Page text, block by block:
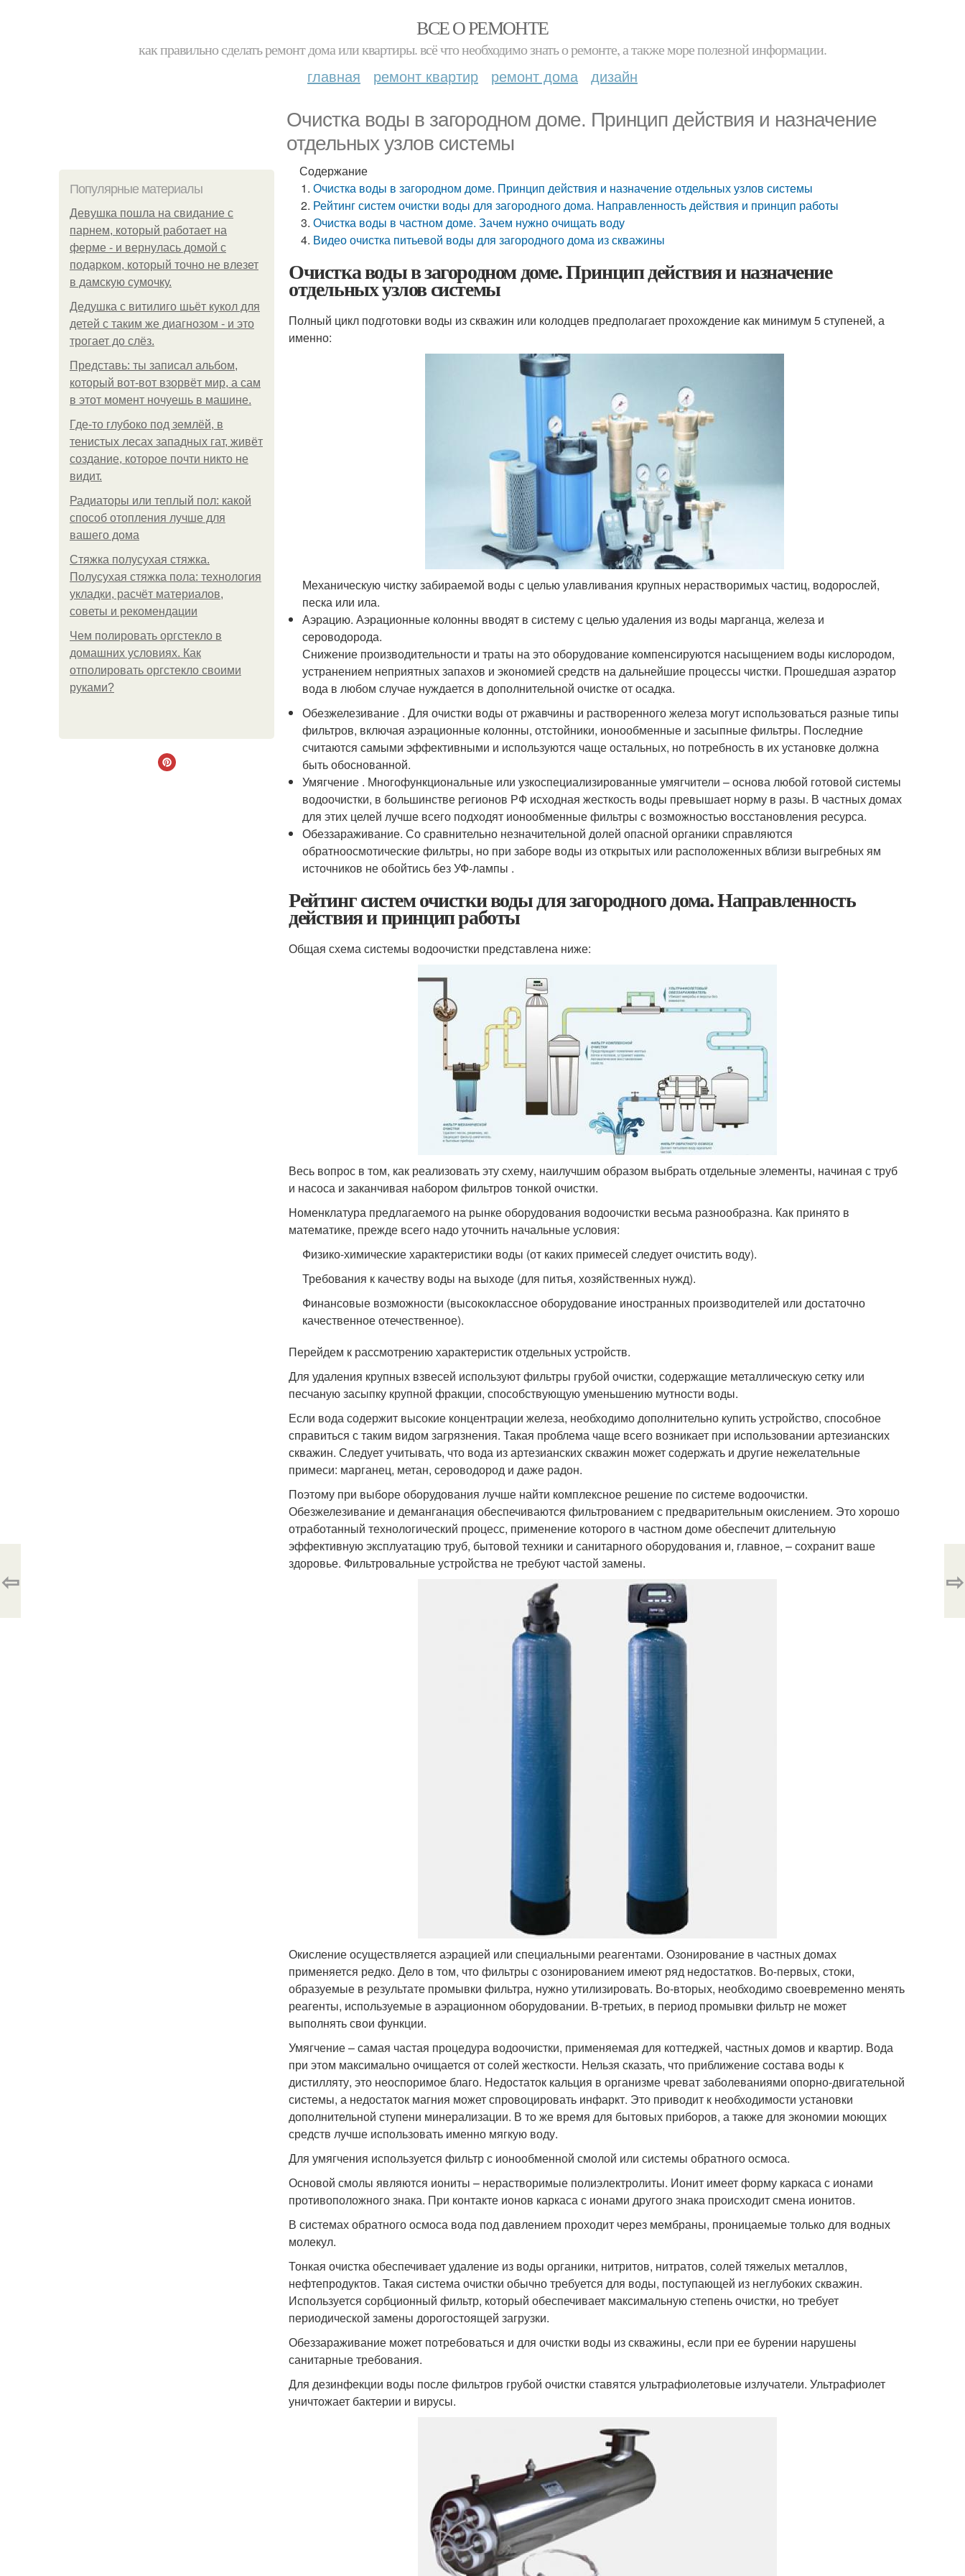
ВСЕ О РЕМОНТЕ
как правильно сделать ремонт дома или квартиры. всё что необходимо знать о ремонте, а также море полезной информации.
главная ремонт квартир ремонт дома дизайн
Очистка воды в загородном доме. Принцип действия и назначение
отдельных узлов системы
Популярные материалы
Девушка пошла на свидание с
парнем, который работает на
ферме - и вернулась домой с
подарком, который точно не влезет
в дамскую сумочку.
Дедушка с витилиго шьёт кукол для
детей с таким же диагнозом - и это
трогает до слёз.
Представь: ты записал альбом,
который вот-вот взорвёт мир, а сам
в этот момент ночуешь в машине.
Где-то глубоко под землёй, в
тенистых лесах западных гат, живёт
создание, которое почти никто не
видит.
Радиаторы или теплый пол: какой
способ отопления лучше для
вашего дома
Стяжка полусухая стяжка.
Полусухая стяжка пола: технология
укладки, расчёт материалов,
советы и рекомендации
Чем полировать оргстекло в
домашних условиях. Как
отполировать оргстекло своими
руками?
Содержание
Очистка воды в загородном доме. Принцип действия и назначение отдельных узлов системы
Рейтинг систем очистки воды для загородного дома. Направленность действия и принцип работы
Очистка воды в частном доме. Зачем нужно очищать воду
Видео очистка питьевой воды для загородного дома из скважины
Очистка воды в загородном доме. Принцип действия и назначение
отдельных узлов системы
Полный цикл подготовки воды из скважин или колодцев предполагает прохождение как минимум 5 ступеней, а
именно:
Механическую чистку забираемой воды с целью улавливания крупных нерастворимых частиц, водорослей,
песка или ила.
Аэрацию. Аэрационные колонны вводят в систему с целью удаления из воды марганца, железа и
сероводорода.
Снижение производительности и траты на это оборудование компенсируются насыщением воды кислородом,
устранением неприятных запахов и экономией средств на дальнейшие процессы чистки. Прошедшая аэратор
вода в любом случае нуждается в дополнительной очистке от осадка.
Обезжелезивание . Для очистки воды от ржавчины и растворенного железа могут использоваться разные типы
фильтров, включая аэрационные колонны, отстойники, ионообменные и засыпные фильтры. Последние
считаются самыми эффективными и используются чаще остальных, но потребность в их установке должна
быть обоснованной.
Умягчение . Многофункциональные или узкоспециализированные умягчители – основа любой готовой системы
водоочистки, в большинстве регионов РФ исходная жесткость воды превышает норму в разы. В частных домах
для этих целей лучше всего подходят ионообменные фильтры с возможностью восстановления ресурса.
Обеззараживание. Со сравнительно незначительной долей опасной органики справляются
обратноосмотические фильтры, но при заборе воды из открытых или расположенных вблизи выгребных ям
источников не обойтись без УФ-лампы .
Рейтинг систем очистки воды для загородного дома. Направленность
действия и принцип работы
Общая схема системы водоочистки представлена ниже:
Весь вопрос в том, как реализовать эту схему, наилучшим образом выбрать отдельные элементы, начиная с труб
и насоса и заканчивая набором фильтров тонкой очистки.
Номенклатура предлагаемого на рынке оборудования водоочистки весьма разнообразна. Как принято в
математике, прежде всего надо уточнить начальные условия:
Физико-химические характеристики воды (от каких примесей следует очистить воду).
Требования к качеству воды на выходе (для питья, хозяйственных нужд).
Финансовые возможности (высококлассное оборудование иностранных производителей или достаточно
качественное отечественное).
Перейдем к рассмотрению характеристик отдельных устройств.
Для удаления крупных взвесей используют фильтры грубой очистки, содержащие металлическую сетку или
песчаную засыпку крупной фракции, способствующую уменьшению мутности воды.
Если вода содержит высокие концентрации железа, необходимо дополнительно купить устройство, способное
справиться с таким видом загрязнения. Такая проблема чаще всего возникает при использовании артезианских
скважин. Следует учитывать, что вода из артезианских скважин может содержать и другие нежелательные
примеси: марганец, метан, сероводород и даже радон.
Поэтому при выборе оборудования лучше найти комплексное решение по системе водоочистки.
Обезжелезивание и деманганация обеспечиваются фильтрованием с предварительным окислением. Это хорошо
отработанный технологический процесс, применение которого в частном доме обеспечит длительную
эффективную эксплуатацию труб, бытовой техники и санитарного оборудования и, главное, – сохранит ваше
здоровье. Фильтровальные устройства не требуют частой замены.
Окисление осуществляется аэрацией или специальными реагентами. Озонирование в частных домах
применяется редко. Дело в том, что фильтры с озонированием имеют ряд недостатков. Во-первых, стоки,
образуемые в результате промывки фильтра, нужно утилизировать. Во-вторых, необходимо своевременно менять
реагенты, используемые в аэрационном оборудовании. В-третьих, в период промывки фильтр не может
выполнять свои функции.
Умягчение – самая частая процедура водоочистки, применяемая для коттеджей, частных домов и квартир. Вода
при этом максимально очищается от солей жесткости. Нельзя сказать, что приближение состава воды к
дистилляту, это неоспоримое благо. Недостаток кальция в организме чреват заболеваниями опорно-двигательной
системы, а недостаток магния может спровоцировать инфаркт. Это приводит к необходимости установки
дополнительной ступени минерализации. В то же время для бытовых приборов, а также для экономии моющих
средств лучше использовать именно мягкую воду.
Для умягчения используется фильтр с ионообменной смолой или системы обратного осмоса.
Основой смолы являются иониты – нерастворимые полиэлектролиты. Ионит имеет форму каркаса с ионами
противоположного знака. При контакте ионов каркаса с ионами другого знака происходит смена ионитов.
В системах обратного осмоса вода под давлением проходит через мембраны, проницаемые только для водных
молекул.
Тонкая очистка обеспечивает удаление из воды органики, нитритов, нитратов, солей тяжелых металлов,
нефтепродуктов. Такая система очистки обычно требуется для воды, поступающей из неглубоких скважин.
Используется сорбционный фильтр, который обеспечивает максимальную степень очистки, но требует
периодической замены дорогостоящей загрузки.
Обеззараживание может потребоваться и для очистки воды из скважины, если при ее бурении нарушены
санитарные требования.
Для дезинфекции воды после фильтров грубой очистки ставятся ультрафиолетовые излучатели. Ультрафиолет
уничтожает бактерии и вирусы.
⇦ ⇨